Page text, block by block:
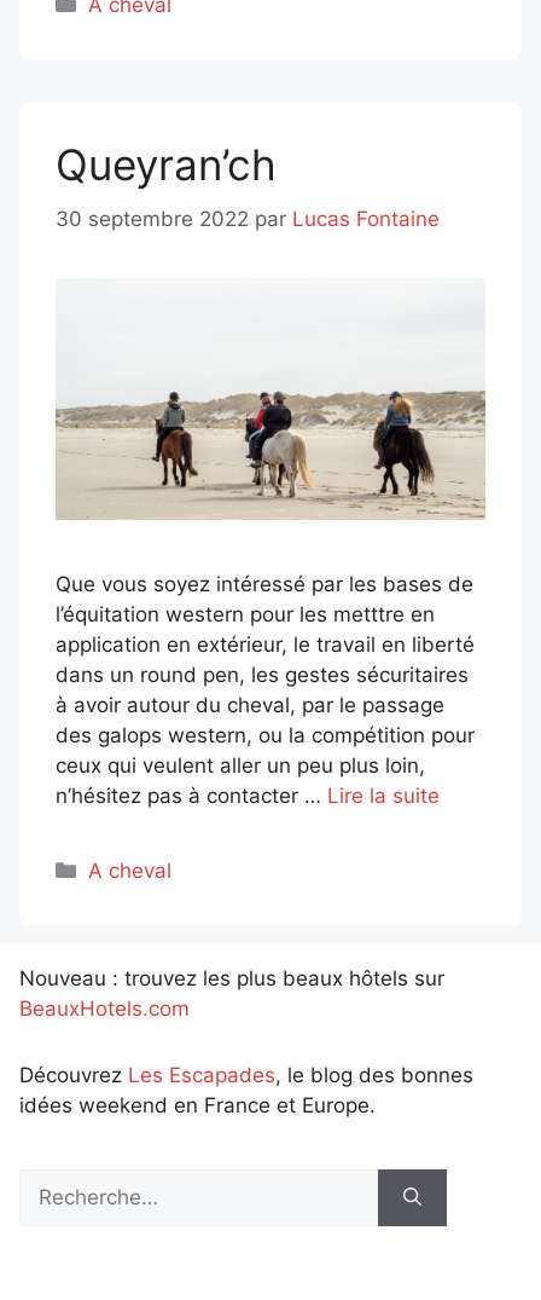
A cheval
Queyran’ch
30 septembre 2022 par Lucas Fontaine
Que vous soyez intéressé par les bases de
l’équitation western pour les metttre en
application en extérieur, le travail en liberté
dans un round pen, les gestes sécuritaires
à avoir autour du cheval, par le passage
des galops western, ou la compétition pour
ceux qui veulent aller un peu plus loin,
n’hésitez pas à contacter … Lire la suite
Catégories
A cheval
Nouveau : trouvez les plus beaux hôtels sur
BeauxHotels.com
Découvrez Les Escapades, le blog des bonnes
idées weekend en France et Europe.